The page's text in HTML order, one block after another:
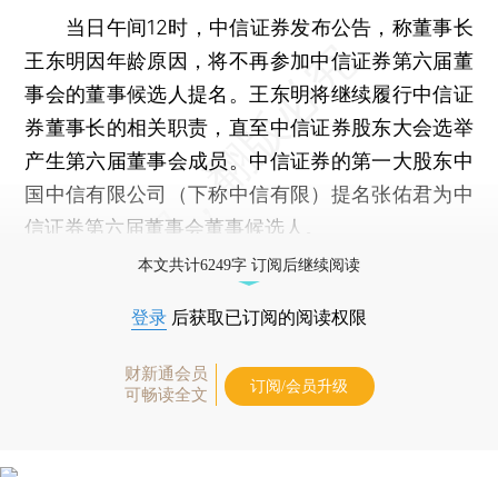
当日午间12时，中信证券发布公告，称董事长
王东明因年龄原因，将不再参加中信证券第六届董
事会的董事候选人提名。王东明将继续履行中信证
券董事长的相关职责，直至中信证券股东大会选举
产生第六届董事会成员。中信证券的第一大股东中
国中信有限公司（下称中信有限）提名张佑君为中
信证券第六届董事会董事候选人。
本文共计6249字 订阅后继续阅读
登录 后获取已订阅的阅读权限
财新通会员
可畅读全文
订阅/会员升级